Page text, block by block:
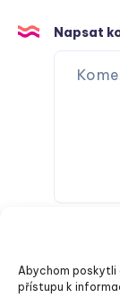
Abychom poskytli
přístupu k
Napsat